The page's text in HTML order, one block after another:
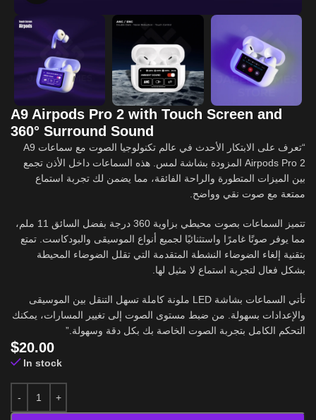
A9 Airpods Pro 2 with Touch Screen and
360° Surround Sound
“تعرف على الابتكار الأحدث في عالم تكنولوجيا الصوت مع سماعات A9
Airpods Pro 2 المزودة بشاشة لمس. هذه السماعات داخل الأذن تجمع
بين الميزات المتطورة والراحة الفائقة، مما يضمن لك تجربة استماع
ممتعة مع صوت نقي وواضح.
تتميز السماعات بصوت محيطي بزاوية 360 درجة بفضل السائق 11 ملم،
مما يوفر صوتًا غامرًا واستثنائيًا لجميع أنواع الموسيقى والبودكاست. تمتع
بتقنية إلغاء الضوضاء النشطة المتقدمة التي تقلل الضوضاء المحيطة
بشكل فعال لتجربة استماع لا مثيل لها.
تأتي السماعات بشاشة LED ملونة كاملة تسهل التنقل بين الموسيقى
والإعدادات بسهولة. من ضبط مستوى الصوت إلى تغيير المسارات، يمكنك
التحكم الكامل بتجربة الصوت الخاصة بك بكل دقة وسهولة.”
$20.00
In stock